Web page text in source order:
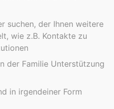
suchen, der Ihnen weitere
wie z.B. Kontakte zu
der Familie Unterstützung
in irgendeiner Form